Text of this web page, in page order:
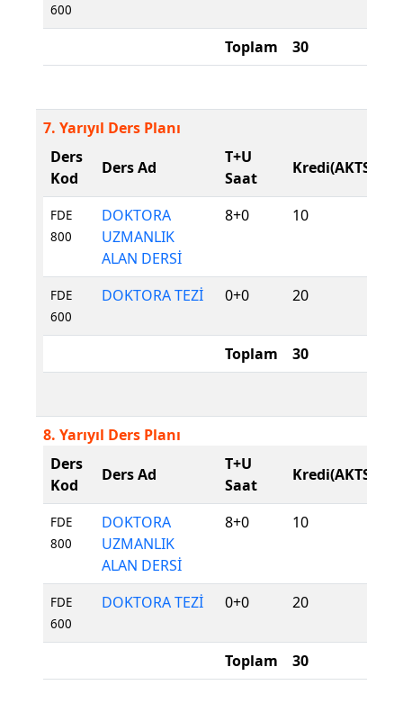
600
Toplam 30
7. Yarıyıl Ders Planı
Ders
Kod
Ders Ad
T+U
Saat
Kredi(AKTS)
FDE
800
DOKTORA
UZMANLIK
ALAN DERSİ
8+0 10
FDE
600
DOKTORA TEZİ 0+0 20
Toplam 30
8. Yarıyıl Ders Planı
Ders
Kod
Ders Ad
T+U
Saat
Kredi(AKTS)
FDE
800
DOKTORA
UZMANLIK
ALAN DERSİ
8+0 10
FDE
600
DOKTORA TEZİ 0+0 20
Toplam 30